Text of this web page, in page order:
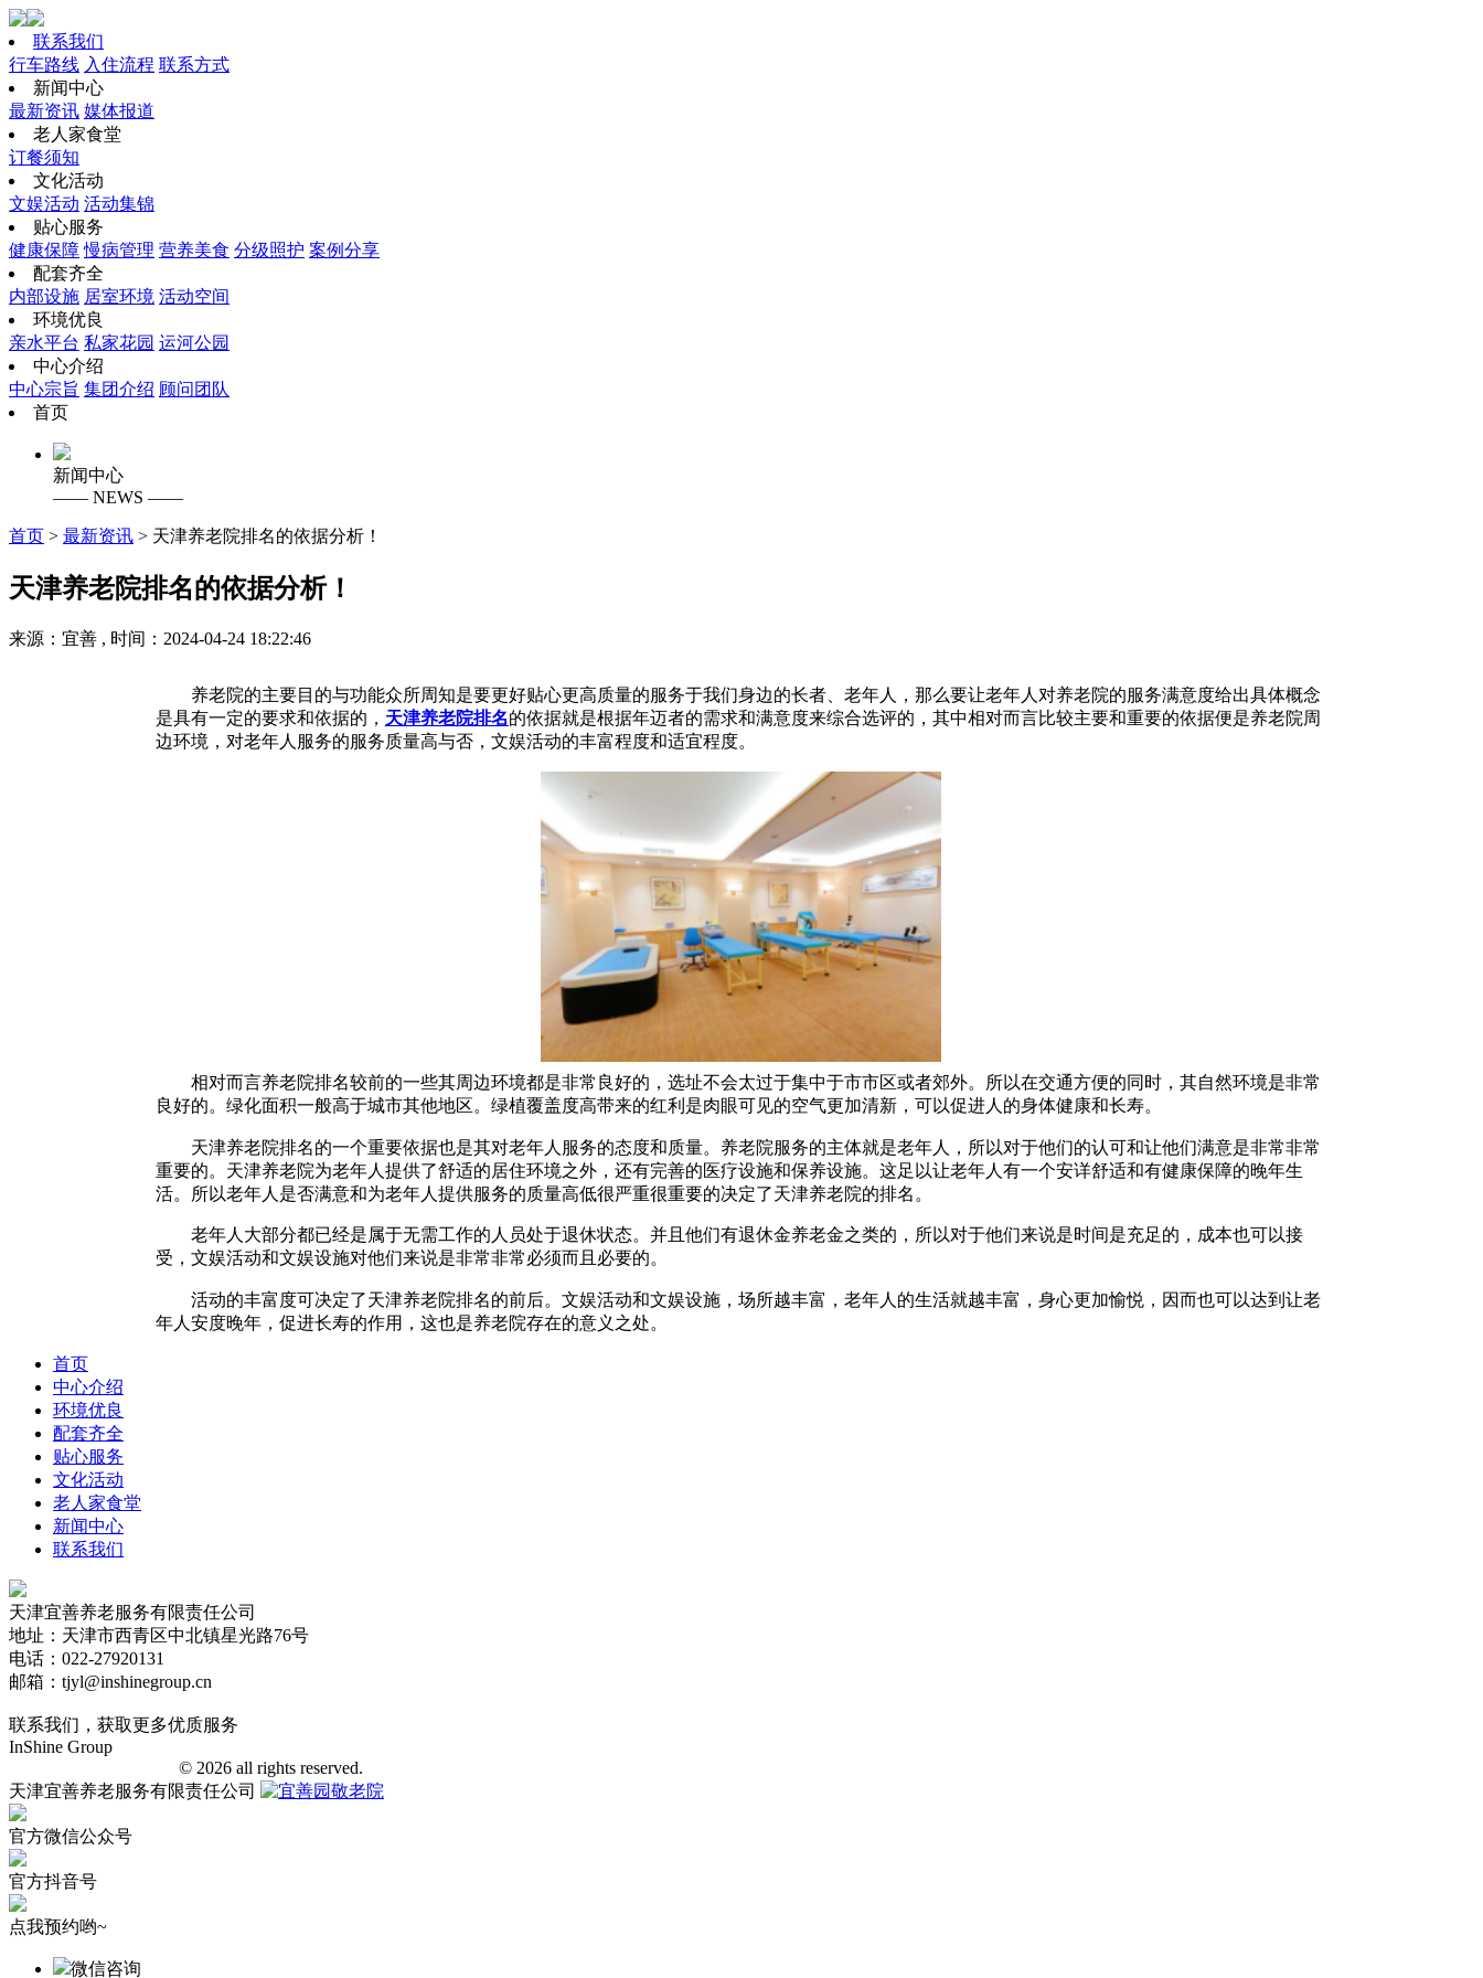
联系我们
行车路线 入住流程 联系方式
新闻中心
最新资讯 媒体报道
老人家食堂
订餐须知
文化活动
文娱活动 活动集锦
贴心服务
健康保障 慢病管理 营养美食 分级照护 案例分享
配套齐全
内部设施 居室环境 活动空间
环境优良
亲水平台 私家花园 运河公园
中心介绍
中心宗旨 集团介绍 顾问团队
首页
新闻中心
—— NEWS ——
首页 > 最新资讯 > 天津养老院排名的依据分析！
天津养老院排名的依据分析！
来源：宜善 , 时间：2024-04-24 18:22:46
养老院的主要目的与功能众所周知是要更好贴心更高质量的服务于我们身边的长者、老年人，那么要让老年人对养老院的服务满意度给出具体概念
是具有一定的要求和依据的， 天津养老院排名的依据就是根据年迈者的需求和满意度来综合选评的，其中相对而言比较主要和重要的依据便是养老院周
边环境，对老年人服务的服务质量高与否，文娱活动的丰富程度和适宜程度。
相对而言养老院排名较前的一些其周边环境都是非常良好的，选址不会太过于集中于市市区或者郊外。所以在交通方便的同时，其自然环境是非常
良好的。绿化面积一般高于城市其他地区。绿植覆盖度高带来的红利是肉眼可见的空气更加清新，可以促进人的身体健康和长寿。
天津养老院排名的一个重要依据也是其对老年人服务的态度和质量。养老院服务的主体就是老年人，所以对于他们的认可和让他们满意是非常非常
重要的。天津养老院为老年人提供了舒适的居住环境之外，还有完善的医疗设施和保养设施。这足以让老年人有一个安详舒适和有健康保障的晚年生
活。所以老年人是否满意和为老年人提供服务的质量高低很严重很重要的决定了天津养老院的排名。
老年人大部分都已经是属于无需工作的人员处于退休状态。并且他们有退休金养老金之类的，所以对于他们来说是时间是充足的，成本也可以接
受，文娱活动和文娱设施对他们来说是非常非常必须而且必要的。
活动的丰富度可决定了天津养老院排名的前后。文娱活动和文娱设施，场所越丰富，老年人的生活就越丰富，身心更加愉悦，因而也可以达到让老
年人安度晚年，促进长寿的作用，这也是养老院存在的意义之处。
首页
中心介绍
环境优良
配套齐全
贴心服务
文化活动
老人家食堂
新闻中心
联系我们
天津宜善养老服务有限责任公司
地址：天津市西青区中北镇星光路76号
电话：022-27920131
邮箱：tjyl@inshinegroup.cn
联系我们，获取更多优质服务
InShine Group
© 2026 all rights reserved.
天津宜善养老服务有限责任公司
官方微信公众号
官方抖音号
点我预约哟~
微信咨询